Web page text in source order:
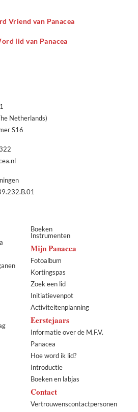
Vriend van Panacea
lid van Panacea
Netherlands)
S16
Boeken
Instrumenten
Mijn Panacea
Fotoalbum
Kortingspas
Zoek een lid
Initiatievenpot
Activiteitenplanning
Eerstejaars
Informatie over de M.F.V.
Panacea
Hoe word ik lid?
Introductie
Boeken en labjas
Contact
Vertrouwenscontactpersonen